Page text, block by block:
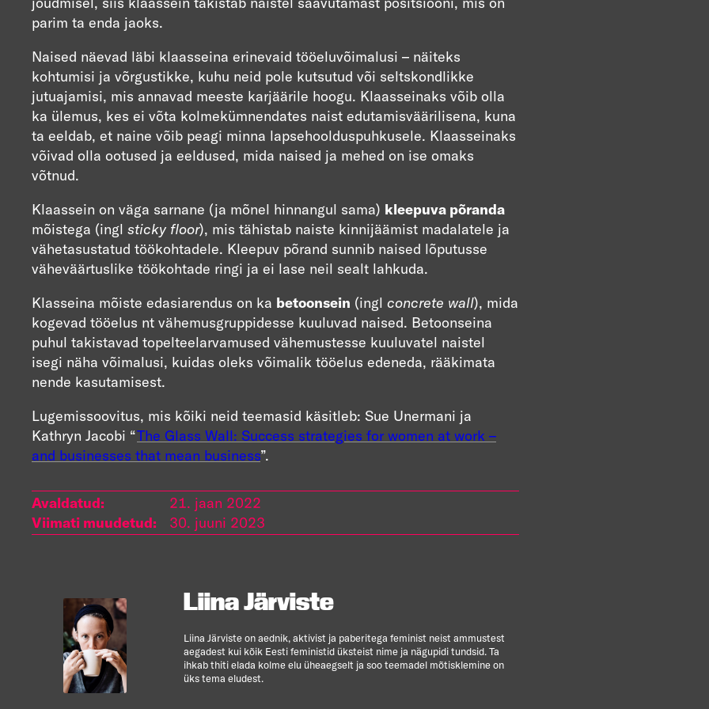
parim ta enda jaoks.
Naised näevad läbi klaasseina erinevaid tööeluvõimalusi – näiteks
kohtumisi ja võrgustikke, kuhu neid pole kutsutud või seltskondlikke
jutuajamisi, mis annavad meeste karjäärile hoogu. Klaasseinaks võib olla
ka ülemus, kes ei võta kolmekümnendates naist edutamisväärilisena, kuna
ta eeldab, et naine võib peagi minna lapsehoolduspuhkusele. Klaasseinaks
võivad olla ootused ja eeldused, mida naised ja mehed on ise omaks
võtnud.
Klaassein on väga sarnane (ja mõnel hinnangul sama) kleepuva põranda
mõistega (ingl sticky floor), mis tähistab naiste kinnijäämist madalatele ja
vähetasustatud töökohtadele. Kleepuv põrand sunnib naised lõputusse
väheväärtuslike töökohtade ringi ja ei lase neil sealt lahkuda.
Klasseina mõiste edasiarendus on ka betoonsein (ingl concrete wall), mida
kogevad tööelus nt vähemusgruppidesse kuuluvad naised. Betoonseina
puhul takistavad topelteelarvamused vähemustesse kuuluvatel naistel
isegi näha võimalusi, kuidas oleks võimalik tööelus edeneda, rääkimata
nende kasutamisest.
Lugemissoovitus, mis kõiki neid teemasid käsitleb: Sue Unermani ja
Kathryn Jacobi “The Glass Wall: Success strategies for women at work –
and businesses that mean business”.
Avaldatud:
21. jaan 2022
Viimati muudetud:
30. juuni 2023
Liina Järviste
Liina Järviste on aednik, aktivist ja paberitega feminist neist ammustest
aegadest kui kõik Eesti feministid üksteist nime ja nägupidi tundsid. Ta
ihkab thiti elada kolme elu üheaegselt ja soo teemadel mõtisklemine on
üks tema eludest.